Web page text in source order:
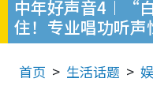
中年好声音4︱“
住！专业唱功听
首页 生活话题